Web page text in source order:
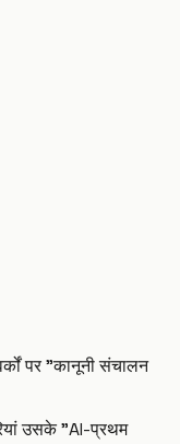
पर "कानूनी संचालन
उसके "AI-प्रथम